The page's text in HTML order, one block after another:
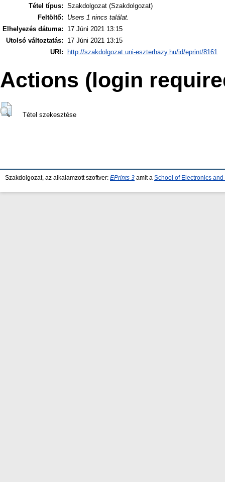
Tétel típus: Szakdolgozat (Szakdolgozat)
Feltöltő:
Users 1 nincs találat.
Elhelyezés dátuma:
17 Júni 2021 13:15
Utolsó változtatás:
17 Júni 2021 13:15
URI:
http://szakdolgozat.uni-eszterhazy.hu/id/eprint/8161
Actions (login
Tétel szekesztése
Szakdolgozat, az alkalamzott szoftver: EPrints 3 amit a School of Electronics